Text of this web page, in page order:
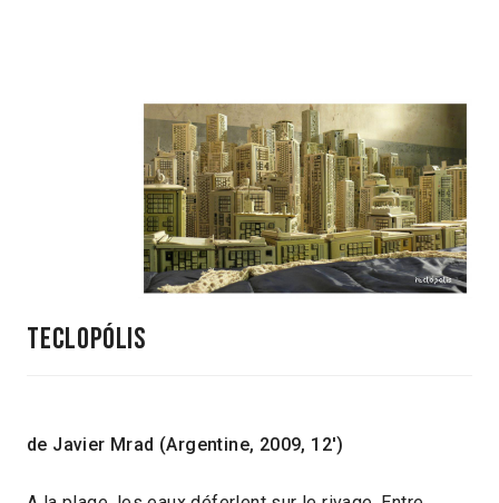
teclopólis
de Javier Mrad (Argentine, 2009, 12′)